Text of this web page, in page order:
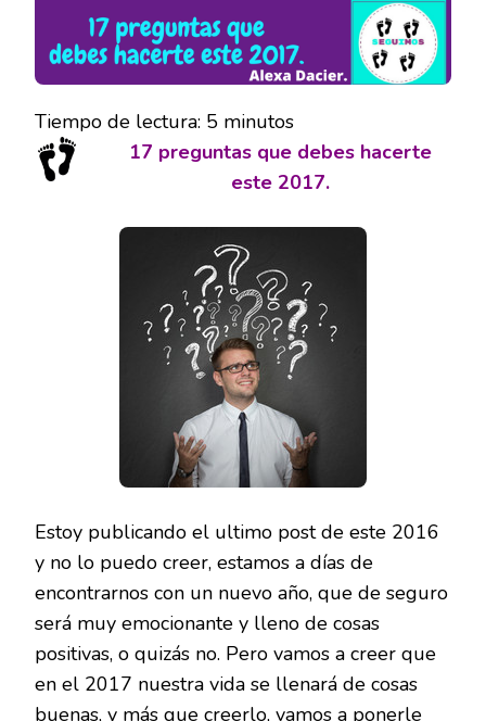
Tiempo de lectura: 5 minutos
17 preguntas que debes hacerte
este 2017.
Estoy publicando el ultimo post de este 2016
y no lo puedo creer, estamos a días de
encontrarnos con un nuevo año, que de seguro
será muy emocionante y lleno de cosas
positivas, o quizás no. Pero vamos a creer que
en el 2017 nuestra vida se llenará de cosas
buenas, y más que creerlo, vamos a ponerle